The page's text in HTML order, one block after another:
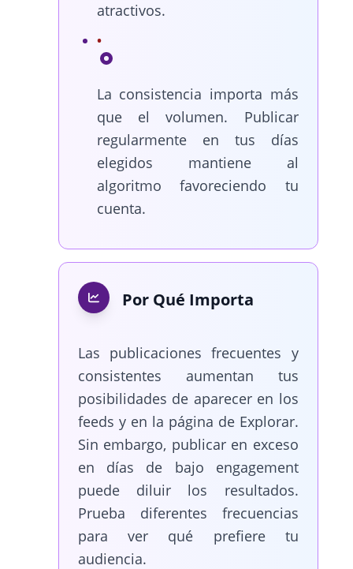
atractivos.
La consistencia importa más
que el volumen. Publicar
regularmente en tus días
elegidos mantiene al
algoritmo favoreciendo tu
cuenta.
Por Qué Importa
Las publicaciones frecuentes y
consistentes aumentan tus
posibilidades de aparecer en los
feeds y en la página de Explorar.
Sin embargo, publicar en exceso
en días de bajo engagement
puede diluir los resultados.
Prueba diferentes frecuencias
para ver qué prefiere tu
audiencia.